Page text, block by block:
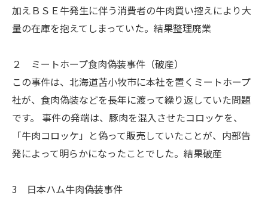
加えＢＳＥ牛発生に伴う消費者の牛肉買い控えにより大
量の在庫を抱えてしまっていた。結果整理廃業
２ ミートホープ食肉偽装事件（破産）
この事件は、北海道苫小牧市に本社を置くミートホープ
社が、食肉偽装などを長年に渡って繰り返していた問題
です。 事件の発端は、豚肉を混入させたコロッケを、
「牛肉コロッケ」と偽って販売していたことが、内部告
発によって明らかになったことでした。結果破産
3 日本ハム牛肉偽装事件